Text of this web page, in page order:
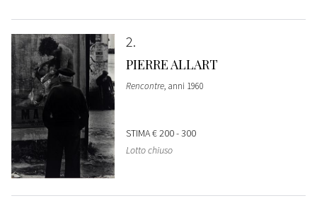
2
PIERRE ALLART
Rencontre, anni 1960
STIMA€ 200 - 300
Lotto chiuso